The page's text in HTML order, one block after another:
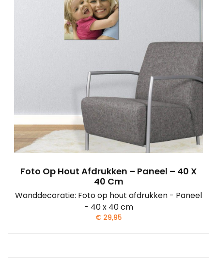
Foto Op Hout Afdrukken – Paneel – 40 X
40 Cm
Wanddecoratie: Foto op hout afdrukken - Paneel
- 40 x 40 cm
€ 29,95